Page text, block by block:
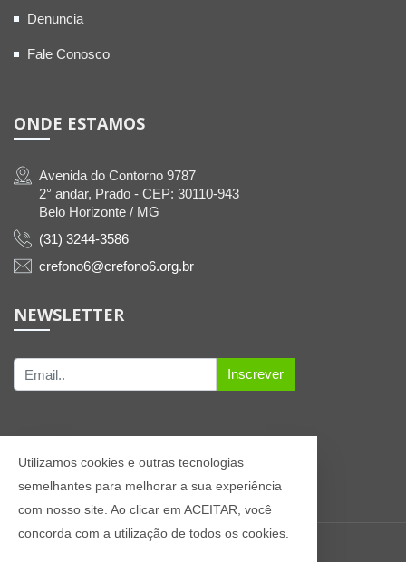
Denuncia
Fale Conosco
ONDE ESTAMOS
Avenida do Contorno 9787
2° andar, Prado - CEP: 30110-943
Belo Horizonte / MG
(31) 3244-3586
crefono6@crefono6.org.br
NEWSLETTER
Inscrever
Utilizamos cookies e outras tecnologias
semelhantes para melhorar a sua experiência
com nosso site. Ao clicar em ACEITAR, você
concorda com a utilização de todos os cookies.